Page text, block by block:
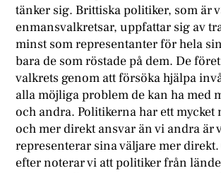
tänker sig. Brittiska politiker, som är
enmansvalkretsar, uppfattar sig av
minst som representanter för hela
bara de som röstade på dem. De
valkrets genom att försöka hjälpa
alla möjliga problem de kan ha med
och andra. Politikerna har ett
och mer direkt ansvar än vi andra är
representerar sina väljare mer
efter noterar vi att politiker från